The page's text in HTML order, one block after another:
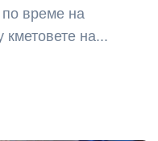
време на
на...